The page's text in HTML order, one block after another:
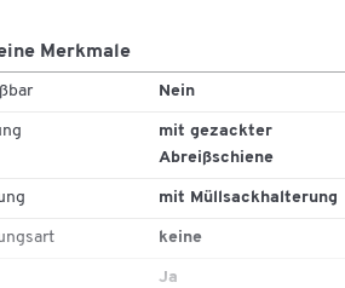
Merkmale
Nein
mit gezackter
Abreißschiene
mit Müllsackhalterung
keine
Ja